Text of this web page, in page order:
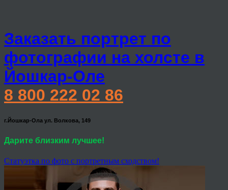
Заказать портрет по
фотографии на холсте в
Йошкар-Оле
8 800 222 02 86
г.Йошкар-Ола ул. Волкова, 149
Дарите близким лучшее!
Статуэтка по фото с портретным сходством!